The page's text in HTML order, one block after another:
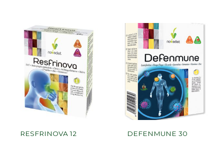
RESFRINOVA 12
DEFENMUNE 30